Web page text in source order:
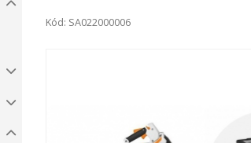
Kód: SA022000006